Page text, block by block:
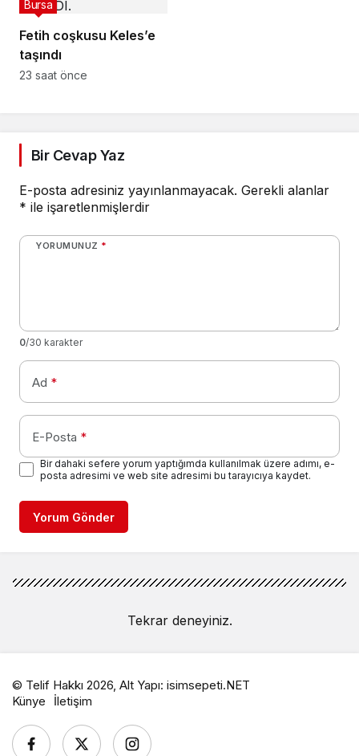
Fetih coşkusu Keles’e
taşındı
Bursa
23 saat önce
Bir Cevap Yaz
E-posta adresiniz yayınlanmayacak. Gerekli alanlar
* ile işaretlenmişlerdir
YORUMUNUZ *
0/30 karakter
Ad *
E-Posta *
Bir dahaki sefere yorum yaptığımda kullanılmak üzere adımı, e-
posta adresimi ve web site adresimi bu tarayıcıya kaydet.
Yorum Gönder
Tekrar deneyiniz.
© Telif Hakkı 2026, Alt Yapı: isimsepeti.NET
Künye
İletişim